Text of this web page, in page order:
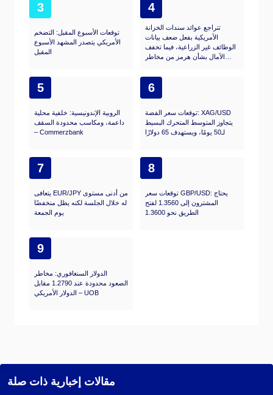
3
توقعات الأسبوع المقبل: التضخم
الأمريكي يتصدر المشهد الأسبوع
المقبل
4
تتراجع عوائد سندات الخزانة
الأمريكية بفعل ضعف بيانات
الوظائف غير الزراعية، فيما تخفف
الآمال بشأن هرمز من مخاطر
5
الروبية الإندونيسية: خلفية محلية
داعمة، ومكاسب محدودة السقف
– Commerzbank
6
توقعات سعر الفضة: XAG/USD
يتجاوز المتوسط المتحرك البسيط
لـ50 يومًا، ويستهدف 65 دولارًا
7
يتعافى EUR/JPY من أدنى مستوى
له خلال الجلسة لكنه يظل منخفضًا
يوم الجمعة
8
توقعات سعر GBP/USD: يحتاج
المشترون إلى 1.3560 لفتح
الطريق نحو 1.3600
9
الدولار السنغافوري: مخاطر
الصعود محدودة عند 1.2790 مقابل
الدولار الأمريكي – UOB
مقالات إخبارية ذات صلة